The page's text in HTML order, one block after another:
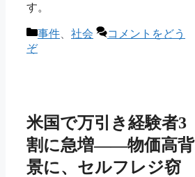
す。
カ
テ
事件 社会
コメントをどう
ぞ
米国で万引き経験者3
割に急増——物価高背
景に、セルフレジ窃